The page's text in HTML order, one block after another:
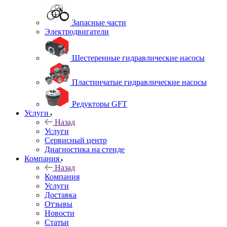
Запасные части
Электродвигатели
Шестеренные гидравлические насосы
Пластинчатые гидравлические насосы
Редукторы GFT
Услуги
Назад
Услуги
Сервисный центр
Диагностика на стенде
Компания
Назад
Компания
Услуги
Доставка
Отзывы
Новости
Статьи